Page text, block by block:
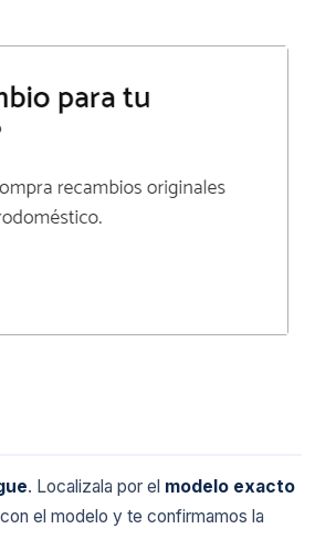
. Localizala por el modelo exacto
el modelo y te confirmamos la